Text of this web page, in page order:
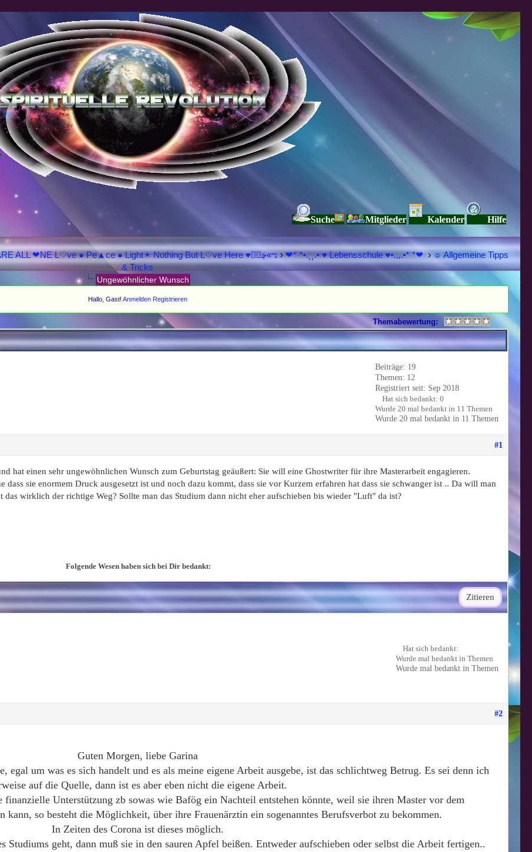
Suche Mitglieder Kalender Hilfe
♥ڿڰۣ«ಌ SPIRITUELLE Я Ξ √ Ω L U T ↑ ☼ N - Forum - WE ARE ALL ❤NE L♡ve ● Pe▲ce ● Light☀ Nothing But L♡ve Here ♥ڿڰۣ«ಌ›❤*¨*•.¸¸.• ♥ Lebensschule ♥•.,,.•*¨*❤ ›☼ Allgemeine Tipps
& Tricks
Ungewöhnlicher Wunsch
Hallo, Gast! Anmelden Registrieren
Themabewertung:
Beiträge: 19
Themen: 12
Registriert seit: Sep 2018
Hat sich bedankt: 0
Wurde 20 mal bedankt in 11 Themen
Wurde 20 mal bedankt in 11 Themen
#1
hat einen sehr ungewöhnlichen Wunsch zum Geburtstag geäußert: Sie will eine Ghostwriter für ihre Masterarbeit engagieren.
sie enormem Druck ausgesetzt ist und noch dazu kommt, dass sie vor Kurzem erfahren hat dass sie schwanger ist .. Da will man
wirklich der richtige Weg? Sollte man das Studium dann nicht eher aufschieben bis wieder "Luft" da ist?
Folgende Wesen haben sich bei Dir bedankt:
Zitieren
Hat sich bedankt:
Wurde mal bedankt in Themen
Wurde mal bedankt in Themen
#2
Guten Morgen, liebe Garina
egal um was es sich handelt und es als meine eigene Arbeit ausgebe, ist das schlichtweg Betrug. Es sei denn ich
auf die Quelle, dann ist es aber eben nicht die eigene Arbeit.
finanzielle Unterstützung zb sowas wie Bafög ein Nachteil entstehen könnte, weil sie ihren Master vor dem
so besteht die Möglichkeit, über ihre Frauenärztin ein sogenanntes Berufsverbot zu bekommen.
In Zeiten des Corona ist dieses möglich.
Studiums geht, dann muß sie in den sauren Apfel beißen. Entweder aufschieben oder selbst die Arbeit fertigen..